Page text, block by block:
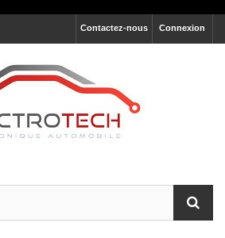
Connexion
Contactez-nous